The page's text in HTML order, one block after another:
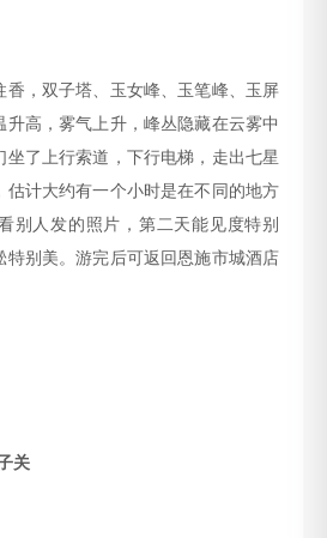
香，双子塔、玉女峰、玉笔峰、玉屏
升高，雾气上升，峰丛隐藏在云雾中
坐了上行索道，下行电梯，走出七星
估计大约有一个小时是在不同的地方
别人发的照片，第二天能见度特别
特别美 。游完后可返回恩施市城酒店
关